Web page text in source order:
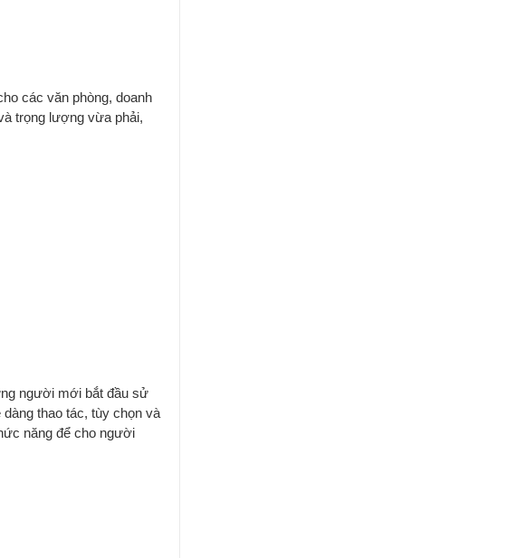
các văn phòng, doanh
trọng lượng vừa phải,
người mới bắt đầu sử
thao tác, tùy chọn và
năng để cho người